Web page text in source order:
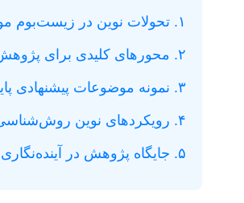
۱. تحولات نوین در زیست‌بوم موزه‌ها
۲. محورهای کلیدی برای پژوهش‌های آتی
۳. نمونه موضوعات پیشنهادی پایان‌نامه
۴. رویکردهای نوین روش‌شناسی در مطالعات موزه
۵. جایگاه پژوهش در آینده‌نگاری موزه‌ها